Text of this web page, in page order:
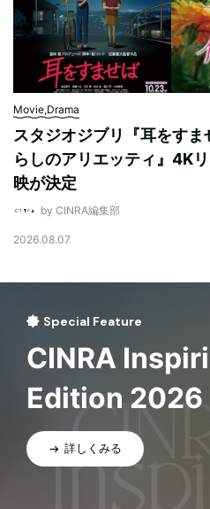
Movie,Drama
スタジオジブリ『耳をすま
らしのアリエッティ』4K
映が決定
by CINRA編集部
2026.08.07
Special Feature
CINRA
Edition 2026
詳しくみる